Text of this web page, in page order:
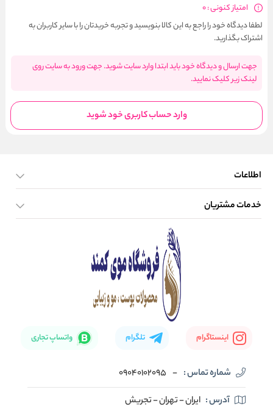
امتیاز کنونی : 0
لطفا دیدگاه خود را راجع به این کالا بنویسید و تجربه خریدتان را با سایر کاربران به
اشتراک بگذارید.
جهت ارسال و دیدگاه خود باید ابتدا وارد سایت شوید. جهت ورود به سایت روی
لینک زیر کلیک نمایید.
وارد حساب کاربری خود شوید
اطلاعات
صفحه اصلی
خدمات مشتریان
اینستاگرام تلگرام واتساپ تجاری
شماره تماس : -
09040102095
آدرس : ایران - تهران - تجریش